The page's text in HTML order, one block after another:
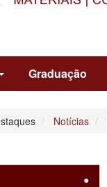
Graduação
Notícias